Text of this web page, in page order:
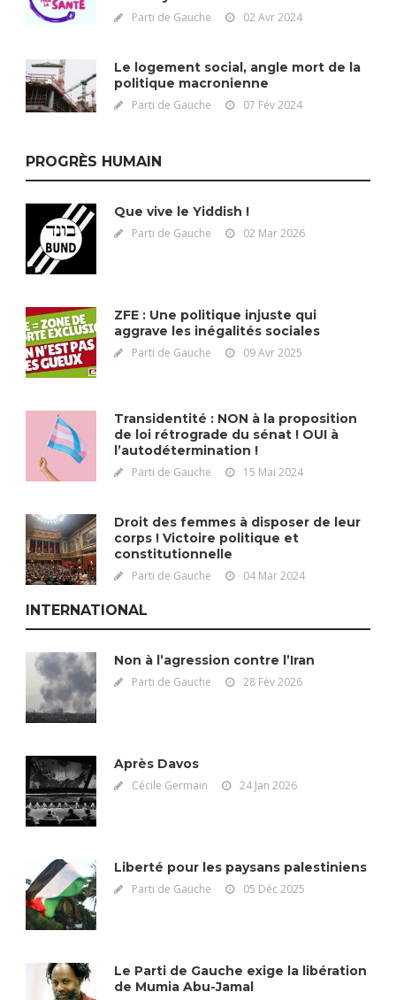
Parti de Gauche 02 Avr 2024
Le logement social, angle mort de la
politique macronienne
Parti de Gauche 07 Fév 2024
PROGRÈS HUMAIN
Que vive le Yiddish !
Parti de Gauche 02 Mar 2026
ZFE : Une politique injuste qui
aggrave les inégalités sociales
Parti de Gauche 09 Avr 2025
Transidentité : NON à la proposition
de loi rétrograde du sénat ! OUI à
l’autodétermination !
Parti de Gauche 15 Mai 2024
Droit des femmes à disposer de leur
corps ! Victoire politique et
constitutionnelle
Parti de Gauche 04 Mar 2024
INTERNATIONAL
Non à l’agression contre l’Iran
Parti de Gauche 28 Fév 2026
Après Davos
Cécile Germain 24 Jan 2026
Liberté pour les paysans palestiniens
Parti de Gauche 05 Déc 2025
Le Parti de Gauche exige la libération
de Mumia Abu-Jamal